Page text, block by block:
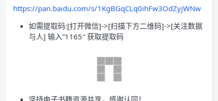
https://pan.baidu.com/s/1KgBGqCLq0ihFw3OdZyjWNw
如需提取码:[打开微信]->[扫描下方二维码]->[关注数据
与人] 输入”1165″ 获取提取码
坚持电子书籍资源共享，感谢认同！